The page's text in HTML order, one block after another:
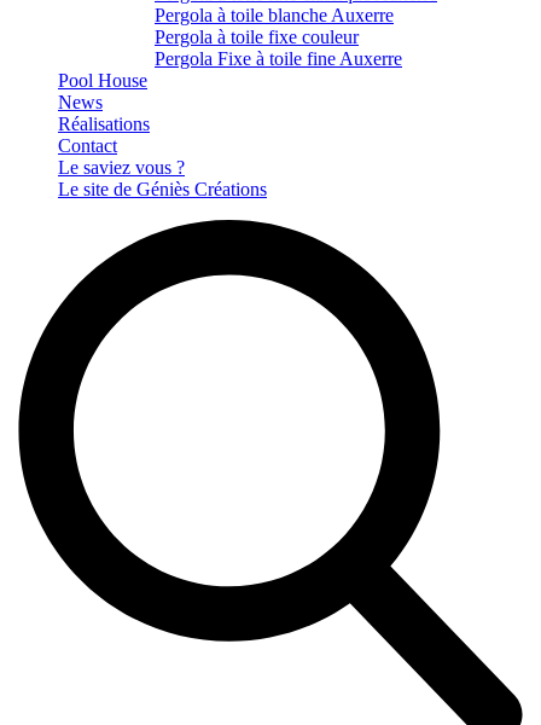
Pergola à toile blanche Auxerre
Pergola à toile fixe couleur
Pergola Fixe à toile fine Auxerre
Pool House
News
Réalisations
Contact
Le saviez vous ?
Le site de Géniès Créations